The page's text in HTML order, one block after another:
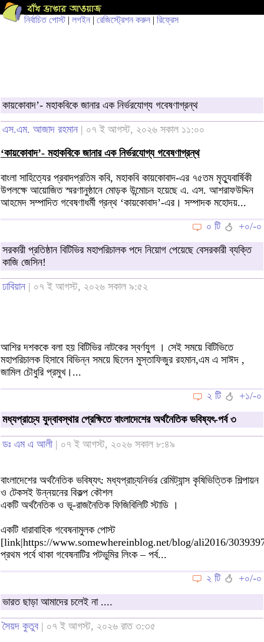
নির্বাচিত পোস্ট| লগইন | রেজিস্ট্রেশন করুন | রিফ্রেস
কায়কোবাদ’- মহাকবিকে জানার এক নির্ভরযোগ্য গবেষণাগ্রন্থ
এস.এম. আজাদ রহমান | ০৭ ই আগস্ট, ২০২৬ সকাল ১১:০০
‘কায়কোবাদ’- মহাকবিকে জানার এক নির্ভরযোগ্য গবেষণাগ্রন্থ
বাংলা সাহিত্যের প্রবাদপ্রতিম কবি, মহাকবি কায়কোবাদ-এর ৭৫তম মৃত্যুবার্ষিকী
উপলক্ষে আয়োজিত স্মরণানুষ্ঠানে মোড়ক উন্মোচন হয়েছে এ. এস. আশরাফউদ্দিন
আহমেদ সম্পাদিত গবেষণাধর্মী গ্রন্থ ‘কায়কোবাদ’-এর। সম্পাদক মহোদয়...
০ টি
+০/-০
সরকারী প্রতিষ্ঠান বিটিভির মহাপরিচালক পদে নিয়োগ পেয়েছে বেসরকারী ব্যক্তি
কাজি জেসিন!
ঢাবিয়ান | ০৭ ই আগস্ট, ২০২৬ সকাল ৯:৫২
আশির দশককে বলা হয় বিটিভির নাটকের স্বর্ণযুগ । সেই সময়ে বিটিভিতে
মহাপরিচালক হিসাবে বিভিন্ন সময়ে ছিলেন মুস্তাফিজুর রহমান,এম এ সাঈদ ,
জামিল চৌধুরি প্রমুখ।...
২ টি
+১/-০
মধ্যপ্রাচ্যে যুদ্বাবস্থার প্রেক্ষিতে বাংলাদেশের অর্থনৈতিক ভবিষ্যৎ-পর্ব ৩
ডঃ এম এ আলী| ০৭ ই আগস্ট, ২০২৬ সকাল ৮:৪৯
বাংলাদেশের অর্থনৈতিক ভবিষ্যৎ: মধ্যপ্রাচ্যনির্ভর রেমিট্যান্স কৃষিভিত্তিক শিল্পায়ন
ও টেকসই উন্নয়নের বিকল্প কৌশল
একটি অর্থনৈতিক ও ভূ-রাজনৈতিক ফিজিবিলিটি স্টাডি ।
একটি ধারাবাহিক গবেষনামুলক পোস্ট
[link|https://www.somewhereinblog.net/blog/ali2016/
প্রথম পর্বে থাকা গবেষনাটির পটভুমির লিংক – পর্ব...
২ টি
+০/-০
ভারত ছাড়া আমাদের চলেই না ....
সৈয়দ কুতুব | ০৭ ই আগস্ট, ২০২৬ রাত ৩:৩৫